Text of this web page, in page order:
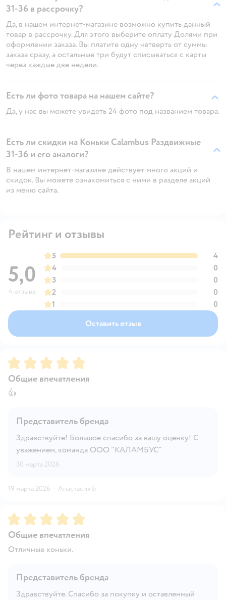
31-36 в рассрочку?
Да, в нашем интернет-магазине возможно купить данный
товар в рассрочку. Для этого выберите оплату Долями при
оформлении заказа. Вы платите одну четверть от суммы
заказа сразу, а остальные три будут списываться с карты
через каждые две недели.
Есть ли фото товара на нашем сайте?
Да, у нас вы можете увидеть 24 фото под названием товара.
Есть ли скидки на Коньки Calambus Раздвижные
31-36 и его аналоги?
В нашем интернет-магазине действует много акций и
скидок. Вы можете ознакомиться с ними в разделе акций
из меню сайта.
Рейтинг и отзывы
5,0
4 отзыва
5
4
4
0
3
0
2
0
1
0
Оставить отзыв
Рейтинг:5
Общие впечатления
👍
Представитель бренда
Здравствуйте! Большое спасибо за вашу оценку! С
уважением, команда ООО "КАЛАМБУС"
30 марта 2026
19 марта 2026 · Анастасия Б.
Рейтинг:5
Общие впечатления
Отличные коньки.
Представитель бренда
Здравствуйте. Спасибо за покупку и оставленный